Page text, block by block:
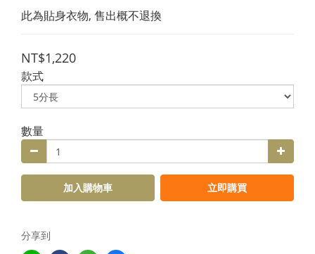
此為貼身衣物, 售出概不退換
NT$1,220
款式
數量
加入購物車 立即購買
分享到